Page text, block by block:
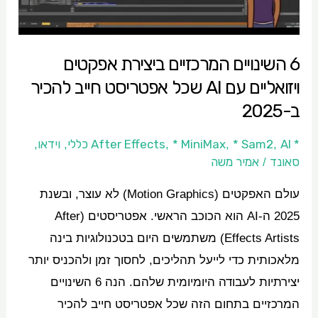
6 השינויים המרכזיים ביצירת אפקטים
ויזואליים עם AI שכל אפטריסט חייב להכיר
ב-2025
* After Effects
, * MiniMax, * Sam2, AI כללי ,וידאו,
סאונד /אמיר משה
עולם האפקטים (Motion Graphics) לא עוצר, ובשנת
2025 ה-AI הוא הכוכב הראשי. אפטריסטים (After
Effects Artists) משתמשים היום בטכנולוגיות בינה
מלאכותית כדי לייעל תהליכים, לחסוך זמן ולהכניס יותר
יצירתיות לעבודה היומיומית שלהם. הנה 6 השינויים
המרכזיים בתחום הזה שכל אפטריסט חייב להכיר
עם
שכל
אפטריסט
חייב
ב-2025